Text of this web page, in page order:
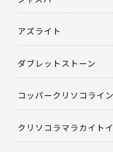
アズライト
ダブレットストーン
コッパークリソコライ
クリソコラマラカイト